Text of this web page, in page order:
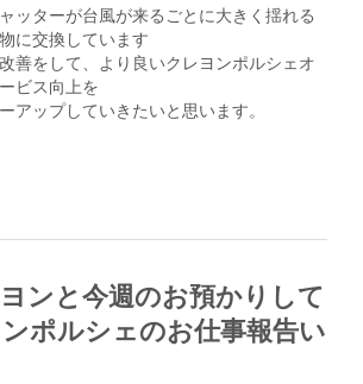
ッターが台風が来るごとに大きく揺れる
に交換しています
善をして、より良いクレヨンポルシェオ
ビス向上を
アップしていきたいと思います。
ンと今週のお預かりして
ポルシェのお仕事報告い